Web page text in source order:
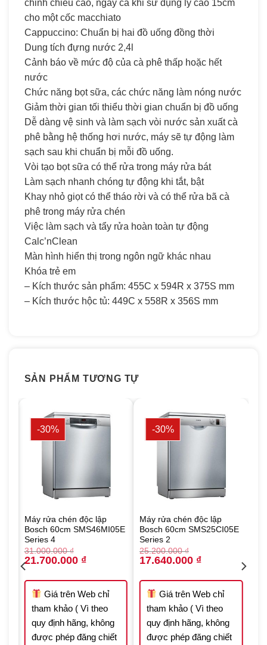
chỉnh chiều cao, ngay cả khi sử dụng ly cao 15cm
cho một cốc macchiato
Cappuccino: Chuẩn bị hai đồ uống đồng thời
Dung tích đựng nước 2,4l
Cảnh báo về mức độ của cà phê thấp hoặc hết
nước
Chức năng bọt sữa, các chức năng làm nóng nước
Giảm thời gian tối thiểu thời gian chuẩn bị đồ uống
Dễ dàng vệ sinh và làm sạch vòi nước sản xuất cà
phê bằng hệ thống hơi nước, máy sẽ tự động làm
sạch sau khi chuẩn bị mỗi đồ uống.
Vòi tạo bọt sữa có thể rửa trong máy rửa bát
Làm sạch nhanh chóng tự động khi tắt, bật
Khay nhỏ giọt có thể tháo rời và có thể rửa bã cà
phê trong máy rửa chén
Việc làm sạch và tẩy rửa hoàn toàn tự động
Calc’nClean
Màn hình hiển thị trong ngôn ngữ khác nhau
Khóa trẻ em
– Kích thước sản phẩm: 455C x 594R x 375S mm
– Kích thước hộc tủ: 449C x 558R x 356S mm
SẢN PHẨM TƯƠNG TỰ
-30%
Máy rửa chén độc lập
Bosch 60cm SMS46MI05E
Series 4
31.000.000₫
Original
price
was:
31.000.000 ₫.
21.700.000 ₫Current
price
21.700.000 ₫.
Giá trên Web chỉ
tham khảo ( Vì theo
quy định hãng, không
được phép đăng chiết
-30%
Máy rửa chén độc lập
Bosch 60cm SMS25CI05E
Series 2
25.200.000₫
Original
price
25.200.000 ₫.
17.640.000 ₫Current
price
17.640.000 ₫.
Giá trên Web chỉ
tham khảo ( Vì theo
quy định hãng, không
được phép đăng chiết